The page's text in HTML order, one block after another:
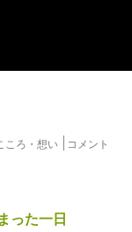
ころ・想い
コメント
った一日